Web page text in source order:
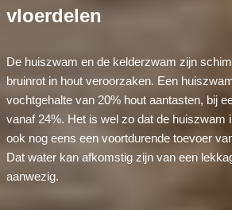
vloerdelen
De huiszwam en de kelderzwam zijn
bruinrot in hout veroorzaken. Een
vochtgehalte van 20% hout aantasten, bij
vanaf 24%. Het is wel zo dat de huiszwam
ook nog eens een voortdurende toevoer
Dat water kan afkomstig zijn van een
aanwezig.